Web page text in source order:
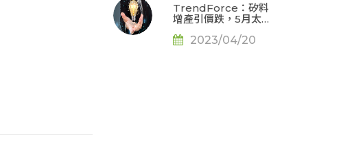
TrendForce：矽料
增產引價跌，5月太
落
2023/04/20